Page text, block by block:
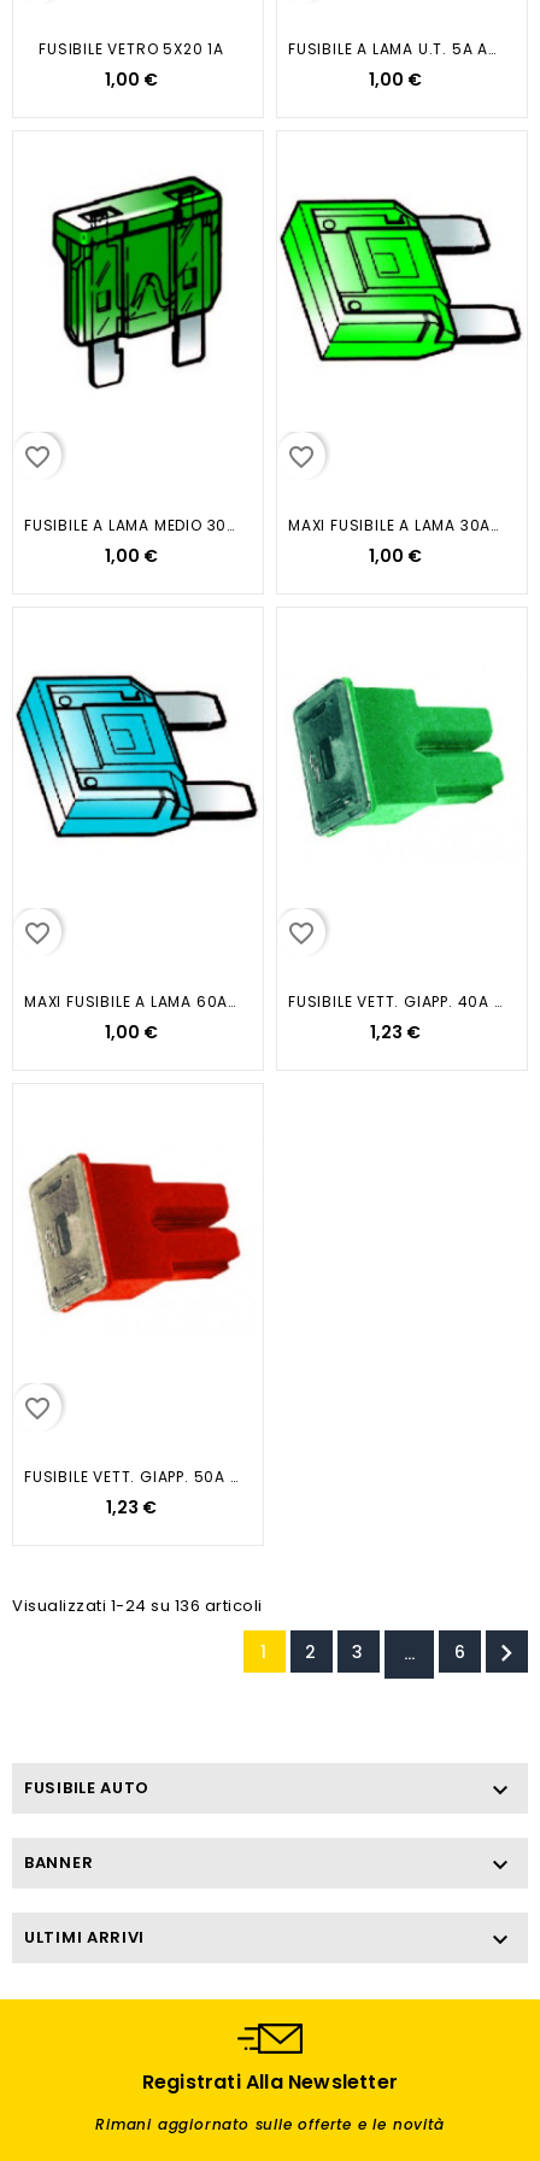
FUSIBILE VETRO 5X20 1A
1,00 €
FUSIBILE A LAMA U.T. 5A ARANCIO
1,00 €
favorite_border
FUSIBILE A LAMA MEDIO 30AH
1,00 €
favorite_border
MAXI FUSIBILE A LAMA 30A VERDE
1,00 €
favorite_border
MAXI FUSIBILE A LAMA 60A BLU
1,00 €
favorite_border
FUSIBILE VETT. GIAPP. 40A VERDE
1,23 €
favorite_border
FUSIBILE VETT. GIAPP. 50A ROSSO
1,23 €
Visualizzati 1-24 su 136 articoli
1 2 3 … 6 
FUSIBILE AUTO 
BANNER 
ULTIMI ARRIVI 
Registrati Alla Newsletter
Rimani aggiornato sulle offerte e le novità